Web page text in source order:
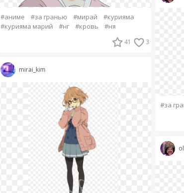
#аниме #за гранью #мирай
#курияма
#курияма марий
#нг #кровь #ня
41 3
mirai_kim
#за